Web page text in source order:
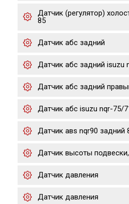
Датчик (регулятор)
85
Датчик абс задний
Датчик абс задний isuzu
Датчик абс задний
Датчик абс isuzu nqr-75/
Датчик авs nqr90 задний
Датчик высоты
Датчик давления
Датчик давления